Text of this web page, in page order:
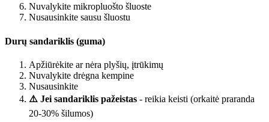
Nuvalykite mikropluošto šluoste
Nusausinkite sausu šluostu
Durų sandariklis (guma)
Apžiūrėkite ar nėra plyšių, įtrūkimų
Nuvalykite drėgna kempine
Nusausinkite
⚠️ Jei sandariklis pažeistas - reikia keisti (orkaitė praranda
20-30% šilumos)